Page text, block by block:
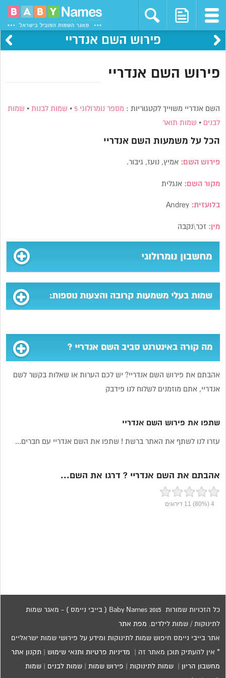
פירוש השם אנדריי
פירוש השם אנדריי
השם אנדריי משוייך לקטגוריות : מספר נומרולוגי 5 • שמות לבנות • שמות
לבנים • שמות תואר
הכל על משמעות השם אנדריי
פירוש השם: אמיץ, נועז, גיבור.
מקור השם: אנגלית
בלועזית: Andrey
מין: זכר\נקבה
מחשבון נומרולוגי
שמות בעלי משמעות קרובה והצעות נוספות:
מה קורה באינטרנט סביב השם אנדריי ?
אהבתם את פירוש השם אנדריי? יש לכם הערות או שאלות בקשר לשם
אנדריי, אתם מוזמנים לשלוח לנו פידבק
שתפו את פירוש השם אנדריי
עזרו לנו לשתף את האתר ברשת ! שתפו את השם אנדריי עם חברים...
אהבתם את השם אנדריי ? דרגו את השם...
4
(80%)
11 דירוגים
כל הזכויות שמורות 2015 Baby Names ( בייבי ניימס ) - מאגר שמות
לתינוקות / שמות לילדים. מפת אתר
אתר בייבי ניימס חיפוש שמות לתינוקות ומידע על פירושי שמות ישראליים
* אין להעתיק תוכן מאתר זה | מדיניות פרטיות ותנאי שימוש תקנון אתר
מחשבון הריון |שמות לתינוקות פירוש שמות |שמות לבנים |שמות